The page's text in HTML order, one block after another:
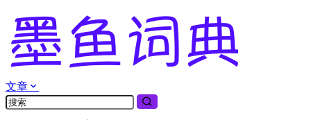
文章